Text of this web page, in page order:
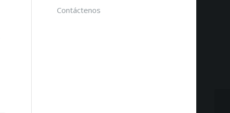
Contáctenos